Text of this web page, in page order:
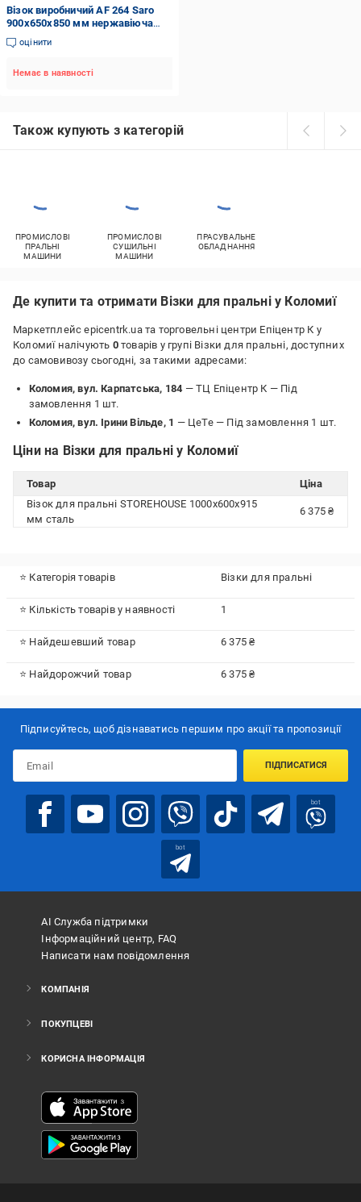
Візок виробничий AF 264 Saro
900x650x850 мм нержавіюча
сталь
оцінити
Немає в наявності
Також купують з категорій
ПРОМИСЛОВІ
ПРАЛЬНІ
МАШИНИ
ПРОМИСЛОВІ
СУШИЛЬНІ
МАШИНИ
ПРАСУВАЛЬНЕ
ОБЛАДНАННЯ
Де купити та отримати Візки для пральні у Коломиї
Маркетплейс epicentrk.ua та торговельні центри Епіцентр К у
Коломиї налічують 0товарів у групі Візки для пральні, доступних
до самовивозу сьогодні, за такими адресами:
Коломия, вул. Карпатська, 184 — ТЦ Епіцентр К — Під
замовлення 1 шт.
Коломия, вул. Ірини Вільде, 1 — ЦеТе — Під замовлення 1 шт.
Ціни на Візки для пральні у Коломиї
Товар
Ціна
Візок для пральні STOREHOUSE 1000x600х915
мм сталь
6 375 ₴
⭐ Категорія товарів Візки для пральні
⭐ Кількість товарів у наявності 1
⭐ Найдешевший товар 6 375 ₴
⭐ Найдорожчий товар 6 375 ₴
Підписуйтесь, щоб дізнаватись першим про акції та пропозиції
ПІДПИСАТИСЯ
bot
bot
АІ Служба підтримки
Інформаційний центр, FAQ
Написати нам повідомлення
КОМПАНІЯ
ПОКУПЦЕВІ
КОРИСНА ІНФОРМАЦІЯ